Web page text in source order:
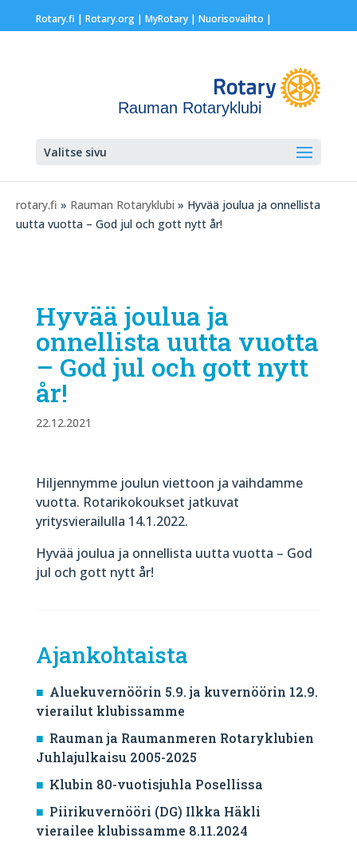
Rotary.fi | Rotary.org| MyRotary | Nuorisovaihto |
Rauman Rotaryklubi
Valitse sivu
rotary.fi » Rauman Rotaryklubi » Hyvää joulua ja onnellista
uutta vuotta – God jul och gott nytt år!
Hyvää joulua ja
onnellista uutta vuotta
– God jul och gott nytt
år!
22.12.2021
Hiljennymme joulun viettoon ja vaihdamme
vuotta. Rotarikokoukset jatkuvat
yritysvierailulla 14.1.2022.
Hyvää joulua ja onnellista uutta vuotta – God
jul och gott nytt år!
Ajankohtaista
Aluekuvernöörin 5.9. ja kuvernöörin 12.9.
vierailut klubissamme
Rauman ja Raumanmeren Rotaryklubien
Juhlajulkaisu 2005-2025
Klubin 80-vuotisjuhla Posellissa
Piirikuvernööri (DG) Ilkka Häkli
vierailee klubissamme 8.11.2024